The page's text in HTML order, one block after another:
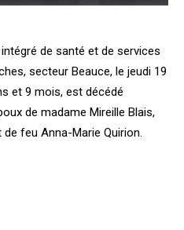
de santé et de services
secteur Beauce, le jeudi 19
et 9 mois, est décédé
de madame Mireille Blais,
feu Anna-Marie Quirion.